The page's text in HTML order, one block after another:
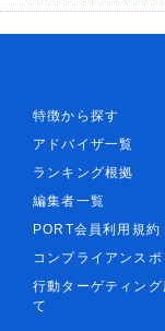
特徴から探す
アドバイザ一覧
ランキング根拠
編集者一覧
PORT会員利用規約
コンプライアンスポ
行動ターゲティン
て